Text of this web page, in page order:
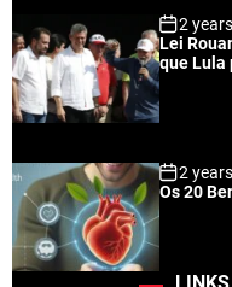
2
Lei
que Lula
2
Os 20